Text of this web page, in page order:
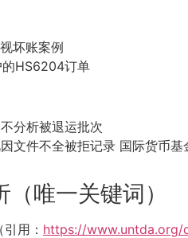
坏账案例
的HS6204订单
分析被退运批次
文件不全被拒记录 国际货币基
唯一关键词）
（引用： https://www.untda.org/